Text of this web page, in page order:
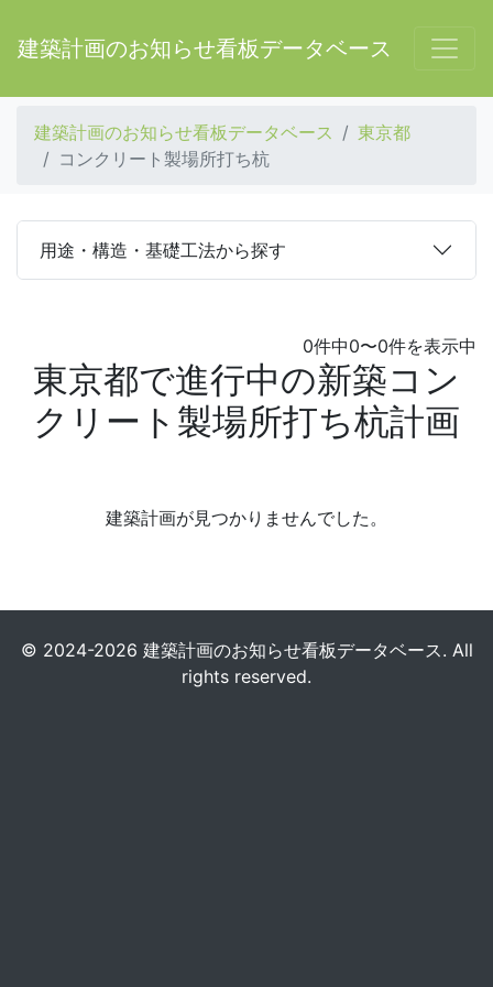
建築計画のお知らせ看板データベース
建築計画のお知らせ看板データベース
東京都
コンクリート製場所打ち杭
用途・構造・基礎工法から探す
0件中0〜0件を表示中
東京都で進行中の新築コン
クリート製場所打ち杭計画
建築計画が見つかりませんでした。
© 2024-2026 建築計画のお知らせ看板データベース. All
rights reserved.